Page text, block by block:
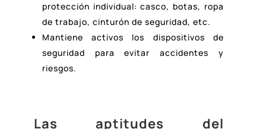
protección individual: casco, botas, ropa
de trabajo, cinturón de seguridad, etc.
Mantiene activos los dispositivos de
seguridad para evitar accidentes y
riesgos.
Las aptitudes del